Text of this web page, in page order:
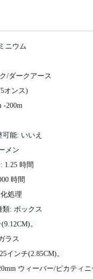
ニウム
/ダークアース
オンス)
-200m
可能: いいえ
メン
1.25 時間
時間
処理
類: ボックス
。
ラス
インチ(2.85CM)。
ウィーバー/ピカティ